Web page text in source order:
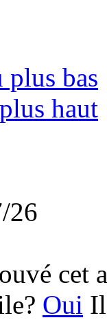
plus bas
haut
26
cet
Oui